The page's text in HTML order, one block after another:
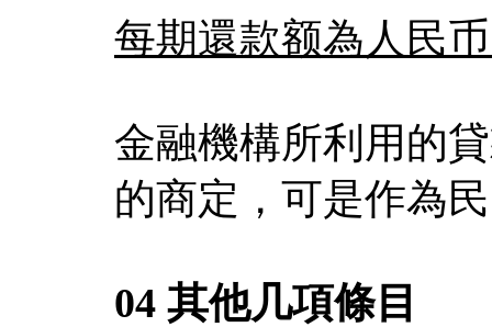
每期還款额為人民
金融機構所利用的
的商定，可是作為
04 其他几項條目